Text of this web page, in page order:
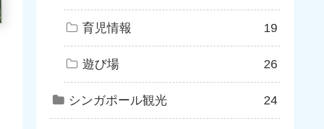
育児情報 19
遊び場 26
シンガポール観光 24